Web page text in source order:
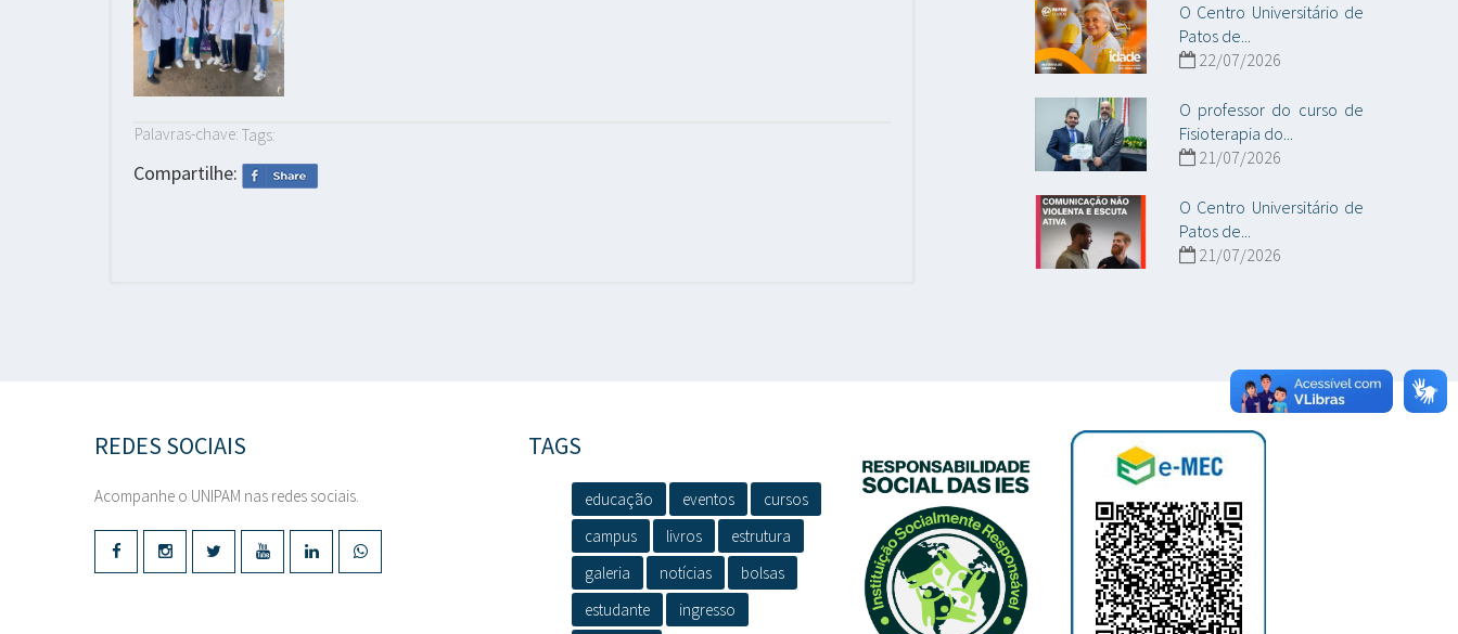
Palavras-chave: Tags:
Compartilhe:
O Centro Universitário de
Patos de...
22/07/2026
O professor do curso de
Fisioterapia do...
21/07/2026
O Centro Universitário de
Patos de...
21/07/2026
REDES SOCIAIS
Acompanhe o UNIPAM nas redes sociais.
TAGS
educação eventos
cursos
campus
livros
estrutura
galeria
notícias
bolsas
estudante
ingresso